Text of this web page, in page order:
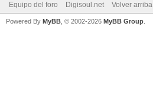
Equipo del foro Digisoul.net Volver arriba
Powered By MyBB , © 2002-2026 MyBB Group